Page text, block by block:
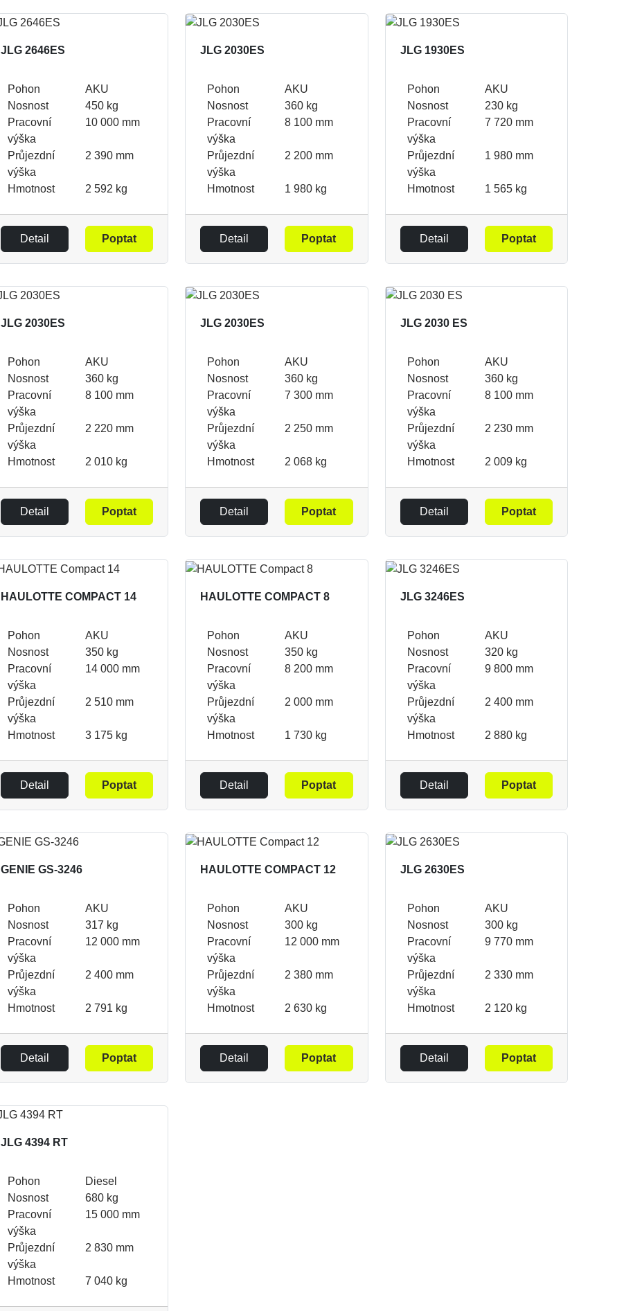
JLG 2646ES
Pohon
AKU
Nosnost
450 kg
Pracovní
výška
10 000 mm
Průjezdní
výška
2 390 mm
Hmotnost 2 592 kg
Detail Poptat
JLG 2030ES
Pohon
AKU
Nosnost
360 kg
Pracovní
výška
8 100 mm
Průjezdní
výška
2 200 mm
Hmotnost 1 980 kg
Detail Poptat
JLG 1930ES
Pohon
AKU
Nosnost
230 kg
Pracovní
výška
7 720 mm
Průjezdní
výška
1 980 mm
Hmotnost 1 565 kg
Detail Poptat
JLG 2030ES
Pohon
AKU
Nosnost
360 kg
Pracovní
výška
8 100 mm
Průjezdní
výška
2 220 mm
Hmotnost 2 010 kg
Detail Poptat
JLG 2030ES
Pohon
AKU
Nosnost
360 kg
Pracovní
výška
7 300 mm
Průjezdní
výška
2 250 mm
Hmotnost 2 068 kg
Detail Poptat
JLG 2030 ES
Pohon
AKU
Nosnost
360 kg
Pracovní
výška
8 100 mm
Průjezdní
výška
2 230 mm
Hmotnost 2 009 kg
Detail Poptat
HAULOTTE COMPACT 14
Pohon
AKU
Nosnost
350 kg
Pracovní
výška
14 000 mm
Průjezdní
výška
2 510 mm
Hmotnost 3 175 kg
Detail Poptat
HAULOTTE COMPACT 8
Pohon
AKU
Nosnost
350 kg
Pracovní
výška
8 200 mm
Průjezdní
výška
2 000 mm
Hmotnost 1 730 kg
Detail Poptat
JLG 3246ES
Pohon
AKU
Nosnost
320 kg
Pracovní
výška
9 800 mm
Průjezdní
výška
2 400 mm
Hmotnost 2 880 kg
Detail Poptat
GENIE GS-3246
Pohon
AKU
Nosnost
317 kg
Pracovní
výška
12 000 mm
Průjezdní
výška
2 400 mm
Hmotnost 2 791 kg
Detail Poptat
HAULOTTE COMPACT 12
Pohon
AKU
Nosnost
300 kg
Pracovní
výška
12 000 mm
Průjezdní
výška
2 380 mm
Hmotnost 2 630 kg
Detail Poptat
JLG 2630ES
Pohon
AKU
Nosnost
300 kg
Pracovní
výška
9 770 mm
Průjezdní
výška
2 330 mm
Hmotnost 2 120 kg
Detail Poptat
JLG 4394 RT
Pohon
Diesel
Nosnost
680 kg
Pracovní
výška
15 000 mm
Průjezdní
výška
2 830 mm
Hmotnost 7 040 kg